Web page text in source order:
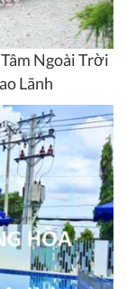
Ngoài Trời
Lãnh